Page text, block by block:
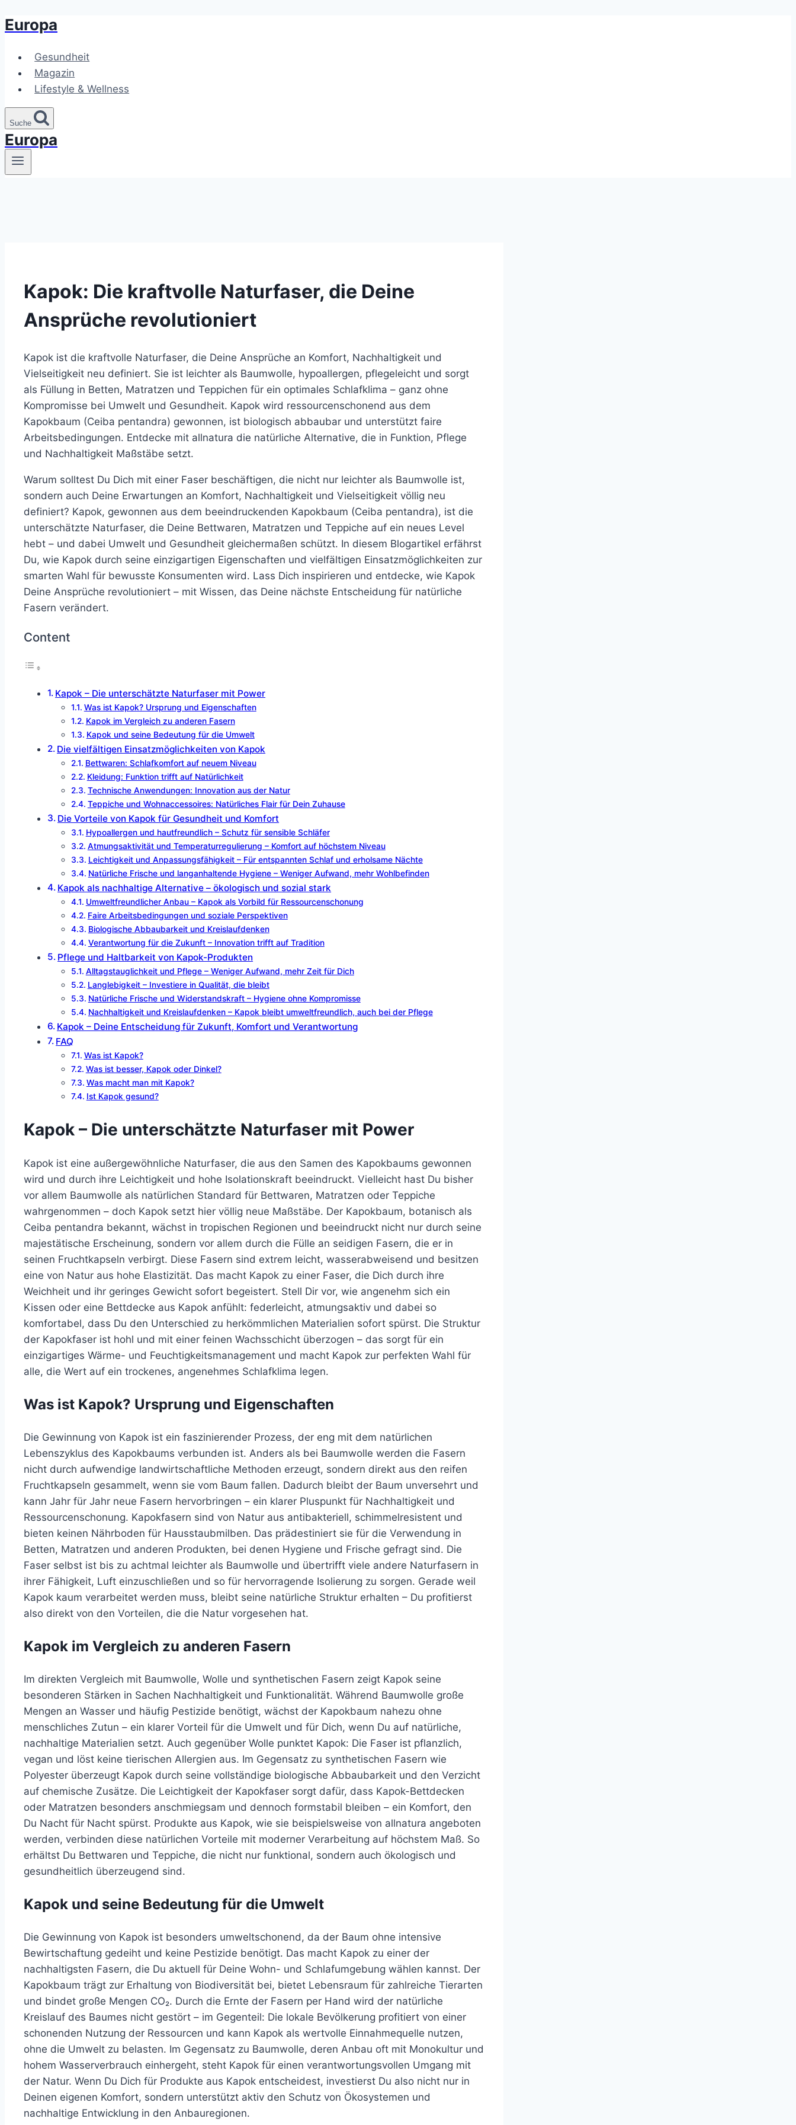
Zum
springen
Europa
Gesundheit
Magazin
Lifestyle & Wellness
Suche
Europa
Kapok: Die kraftvolle Naturfaser, die Deine
Ansprüche revolutioniert
Kapok ist die kraftvolle Naturfaser, die Deine Ansprüche an Komfort, Nachhaltigkeit und
Vielseitigkeit neu definiert. Sie ist leichter als Baumwolle, hypoallergen, pflegeleicht und sorgt
als Füllung in Betten, Matratzen und Teppichen für ein optimales Schlafklima – ganz ohne
Kompromisse bei Umwelt und Gesundheit. Kapok wird ressourcenschonend aus dem
Kapokbaum (Ceiba pentandra) gewonnen, ist biologisch abbaubar und unterstützt faire
Arbeitsbedingungen. Entdecke mit allnatura die natürliche Alternative, die in Funktion, Pflege
und Nachhaltigkeit Maßstäbe setzt.
Warum solltest Du Dich mit einer Faser beschäftigen, die nicht nur leichter als Baumwolle ist,
sondern auch Deine Erwartungen an Komfort, Nachhaltigkeit und Vielseitigkeit völlig neu
definiert? Kapok, gewonnen aus dem beeindruckenden Kapokbaum (Ceiba pentandra), ist die
unterschätzte Naturfaser, die Deine Bettwaren, Matratzen und Teppiche auf ein neues Level
hebt – und dabei Umwelt und Gesundheit gleichermaßen schützt. In diesem Blogartikel erfährst
Du, wie Kapok durch seine einzigartigen Eigenschaften und vielfältigen Einsatzmöglichkeiten zur
smarten Wahl für bewusste Konsumenten wird. Lass Dich inspirieren und entdecke, wie Kapok
Deine Ansprüche revolutioniert – mit Wissen, das Deine nächste Entscheidung für natürliche
Fasern verändert.
Content
Kapok – Die unterschätzte Naturfaser mit Power
Was ist Kapok? Ursprung und Eigenschaften
Kapok im Vergleich zu anderen Fasern
Kapok und seine Bedeutung für die Umwelt
Die vielfältigen Einsatzmöglichkeiten von Kapok
Bettwaren: Schlafkomfort auf neuem Niveau
Kleidung: Funktion trifft auf Natürlichkeit
Technische Anwendungen: Innovation aus der Natur
Teppiche und Wohnaccessoires: Natürliches Flair für Dein Zuhause
Die Vorteile von Kapok für Gesundheit und Komfort
Hypoallergen und hautfreundlich – Schutz für sensible Schläfer
Atmungsaktivität und Temperaturregulierung – Komfort auf höchstem Niveau
Leichtigkeit und Anpassungsfähigkeit – Für entspannten Schlaf und erholsame Nächte
Natürliche Frische und langanhaltende Hygiene – Weniger Aufwand, mehr Wohlbefinden
Kapok als nachhaltige Alternative – ökologisch und sozial stark
Umweltfreundlicher Anbau – Kapok als Vorbild für Ressourcenschonung
Faire Arbeitsbedingungen und soziale Perspektiven
Biologische Abbaubarkeit und Kreislaufdenken
Verantwortung für die Zukunft – Innovation trifft auf Tradition
Pflege und Haltbarkeit von Kapok-Produkten
Alltagstauglichkeit und Pflege – Weniger Aufwand, mehr Zeit für Dich
Langlebigkeit – Investiere in Qualität, die bleibt
Natürliche Frische und Widerstandskraft – Hygiene ohne Kompromisse
Nachhaltigkeit und Kreislaufdenken – Kapok bleibt umweltfreundlich, auch bei der Pflege
Kapok – Deine Entscheidung für Zukunft, Komfort und Verantwortung
FAQ
Was ist Kapok?
Was ist besser, Kapok oder Dinkel?
Was macht man mit Kapok?
Ist Kapok gesund?
Kapok – Die unterschätzte Naturfaser mit Power
Kapok ist eine außergewöhnliche Naturfaser, die aus den Samen des Kapokbaums gewonnen
wird und durch ihre Leichtigkeit und hohe Isolationskraft beeindruckt. Vielleicht hast Du bisher
vor allem Baumwolle als natürlichen Standard für Bettwaren, Matratzen oder Teppiche
wahrgenommen – doch Kapok setzt hier völlig neue Maßstäbe. Der Kapokbaum, botanisch als
Ceiba pentandra bekannt, wächst in tropischen Regionen und beeindruckt nicht nur durch seine
majestätische Erscheinung, sondern vor allem durch die Fülle an seidigen Fasern, die er in
seinen Fruchtkapseln verbirgt. Diese Fasern sind extrem leicht, wasserabweisend und besitzen
eine von Natur aus hohe Elastizität. Das macht Kapok zu einer Faser, die Dich durch ihre
Weichheit und ihr geringes Gewicht sofort begeistert. Stell Dir vor, wie angenehm sich ein
Kissen oder eine Bettdecke aus Kapok anfühlt: federleicht, atmungsaktiv und dabei so
komfortabel, dass Du den Unterschied zu herkömmlichen Materialien sofort spürst. Die Struktur
der Kapokfaser ist hohl und mit einer feinen Wachsschicht überzogen – das sorgt für ein
einzigartiges Wärme- und Feuchtigkeitsmanagement und macht Kapok zur perfekten Wahl für
alle, die Wert auf ein trockenes, angenehmes Schlafklima legen.
Was ist Kapok? Ursprung und Eigenschaften
Die Gewinnung von Kapok ist ein faszinierender Prozess, der eng mit dem natürlichen
Lebenszyklus des Kapokbaums verbunden ist. Anders als bei Baumwolle werden die Fasern
nicht durch aufwendige landwirtschaftliche Methoden erzeugt, sondern direkt aus den reifen
Fruchtkapseln gesammelt, wenn sie vom Baum fallen. Dadurch bleibt der Baum unversehrt und
kann Jahr für Jahr neue Fasern hervorbringen – ein klarer Pluspunkt für Nachhaltigkeit und
Ressourcenschonung. Kapokfasern sind von Natur aus antibakteriell, schimmelresistent und
bieten keinen Nährboden für Hausstaubmilben. Das prädestiniert sie für die Verwendung in
Betten, Matratzen und anderen Produkten, bei denen Hygiene und Frische gefragt sind. Die
Faser selbst ist bis zu achtmal leichter als Baumwolle und übertrifft viele andere Naturfasern in
ihrer Fähigkeit, Luft einzuschließen und so für hervorragende Isolierung zu sorgen. Gerade weil
Kapok kaum verarbeitet werden muss, bleibt seine natürliche Struktur erhalten – Du profitierst
also direkt von den Vorteilen, die die Natur vorgesehen hat.
Kapok im Vergleich zu anderen Fasern
Im direkten Vergleich mit Baumwolle, Wolle und synthetischen Fasern zeigt Kapok seine
besonderen Stärken in Sachen Nachhaltigkeit und Funktionalität. Während Baumwolle große
Mengen an Wasser und häufig Pestizide benötigt, wächst der Kapokbaum nahezu ohne
menschliches Zutun – ein klarer Vorteil für die Umwelt und für Dich, wenn Du auf natürliche,
nachhaltige Materialien setzt. Auch gegenüber Wolle punktet Kapok: Die Faser ist pflanzlich,
vegan und löst keine tierischen Allergien aus. Im Gegensatz zu synthetischen Fasern wie
Polyester überzeugt Kapok durch seine vollständige biologische Abbaubarkeit und den Verzicht
auf chemische Zusätze. Die Leichtigkeit der Kapokfaser sorgt dafür, dass Kapok-Bettdecken
oder Matratzen besonders anschmiegsam und dennoch formstabil bleiben – ein Komfort, den
Du Nacht für Nacht spürst. Produkte aus Kapok, wie sie beispielsweise von allnatura angeboten
werden, verbinden diese natürlichen Vorteile mit moderner Verarbeitung auf höchstem Maß. So
erhältst Du Bettwaren und Teppiche, die nicht nur funktional, sondern auch ökologisch und
gesundheitlich überzeugend sind.
Kapok und seine Bedeutung für die Umwelt
Die Gewinnung von Kapok ist besonders umweltschonend, da der Baum ohne intensive
Bewirtschaftung gedeiht und keine Pestizide benötigt. Das macht Kapok zu einer der
nachhaltigsten Fasern, die Du aktuell für Deine Wohn- und Schlafumgebung wählen kannst. Der
Kapokbaum trägt zur Erhaltung von Biodiversität bei, bietet Lebensraum für zahlreiche Tierarten
und bindet große Mengen CO₂. Durch die Ernte der Fasern per Hand wird der natürliche
Kreislauf des Baumes nicht gestört – im Gegenteil: Die lokale Bevölkerung profitiert von einer
schonenden Nutzung der Ressourcen und kann Kapok als wertvolle Einnahmequelle nutzen,
ohne die Umwelt zu belasten. Im Gegensatz zu Baumwolle, deren Anbau oft mit Monokultur und
hohem Wasserverbrauch einhergeht, steht Kapok für einen verantwortungsvollen Umgang mit
der Natur. Wenn Du Dich für Produkte aus Kapok entscheidest, investierst Du also nicht nur in
Deinen eigenen Komfort, sondern unterstützt aktiv den Schutz von Ökosystemen und
nachhaltige Entwicklung in den Anbauregionen.